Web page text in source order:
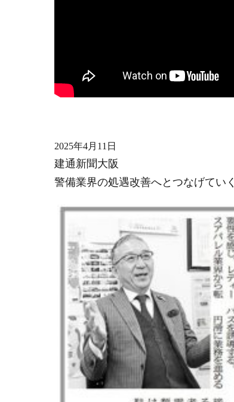
2025年4月11日
建通新聞大阪
警備業界の処遇改善へとつなげていく